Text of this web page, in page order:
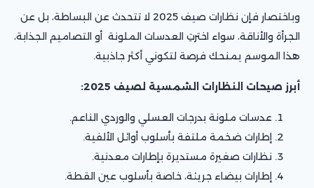
وباختصار فإن نظارات صيف 2025 لا تتحدث عن البساطة، بل عن
الجرأة والأناقة، سواء اخترتِ العدسات الملونة أو التصاميم الجذابة،
هذا الموسم يمنحك فرصة لتكوني أكثر جاذبية.
أبرز صيحات النظارات الشمسية لصيف 2025:
عدسات ملونة بدرجات العسلي والوردي الناعم.
إطارات ضخمة ملتفة بأسلوب أوائل الألفية.
نظارات صغيرة مستديرة بإطارات معدنية.
إطارات بيضاء جريئة، خاصة بأسلوب عين القطة.